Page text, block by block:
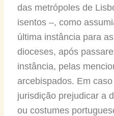
das metrópoles de
isentos –, como
última instância para
dioceses, após
instância, pelas
arcebispados. Em
jurisdição prejudicar a
ou costumes